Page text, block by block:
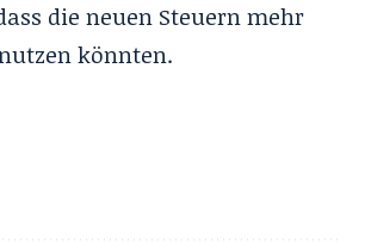
die neuen Steuern mehr
könnten.